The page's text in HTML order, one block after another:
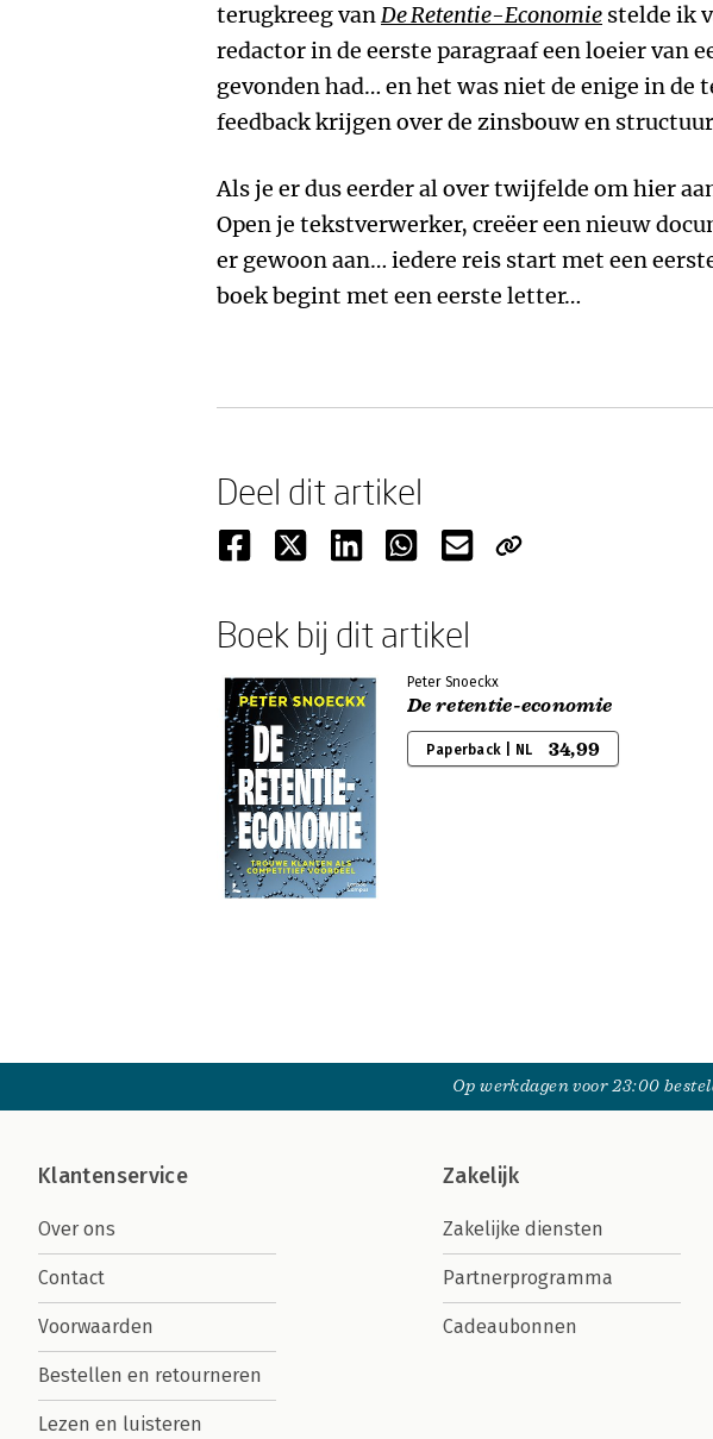
terugkreeg vanDe Retentie-Economie stelde ik
redactor in de eerste paragraaf een loeier van
gevonden had… en het was niet de enige in de
feedback krijgen over de zinsbouw en
Als je er dus eerder al over twijfelde om hier
Open je tekstverwerker, creëer een nieuw
er gewoon aan… iedere reis start met een
boek begint met een eerste letter…
Deel dit artikel
Boek bij dit artikel
Peter Snoeckx
De retentie-economie
Paperback | NL 34,99
Op werkdagen voor 23:00
Klantenservice
Over ons
Contact
Voorwaarden
Bestellen en retourneren
Lezen en luisteren
Zakelijk
Zakelijke diensten
Partnerprogramma
Cadeaubonnen